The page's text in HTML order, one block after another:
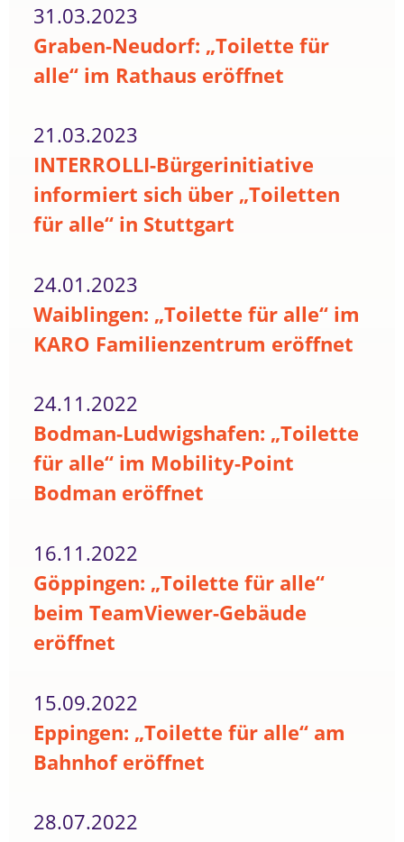
31.03.2023
Graben-Neudorf: „Toilette für
alle“ im Rathaus eröffnet
21.03.2023
INTERROLLI-Bürgerinitiative
informiert sich über „Toiletten
für alle“ in Stuttgart
24.01.2023
Waiblingen: „Toilette für alle“ im
KARO Familienzentrum eröffnet
24.11.2022
Bodman-Ludwigshafen: „Toilette
für alle“ im Mobility-Point
Bodman eröffnet
16.11.2022
Göppingen: „Toilette für alle“
beim TeamViewer-Gebäude
eröffnet
15.09.2022
Eppingen: „Toilette für alle“ am
Bahnhof eröffnet
28.07.2022